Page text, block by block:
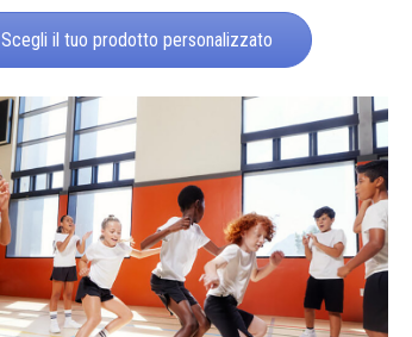
Scegli il tuo prodotto personalizzato